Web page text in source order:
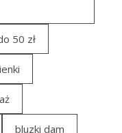
50 zł
bluzki dam